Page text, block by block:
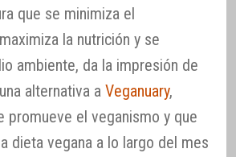
que se minimiza el
la nutrición y se
ambiente, da la impresión de
alternativa a Veganuary,
promueve el veganismo y que
dieta vegana a lo largo del mes